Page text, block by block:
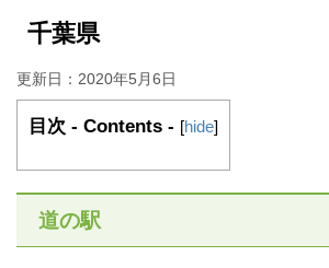
千葉県
更新日： 2020年5月6日
目次 - Contents - [hide]
道の駅